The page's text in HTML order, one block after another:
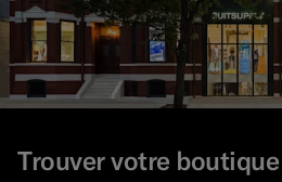
Trouver votre boutique